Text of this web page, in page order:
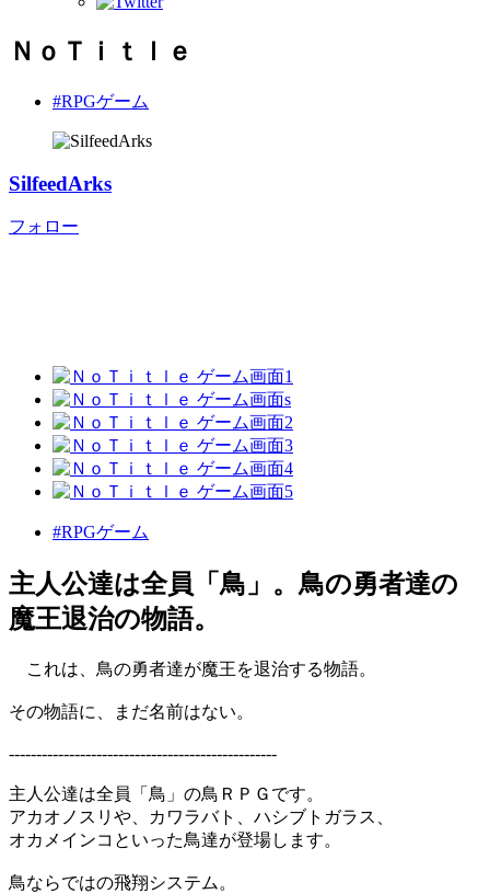
ＮｏＴｉｔｌｅ
#RPGゲーム
SilfeedArks
フォロー
#RPGゲーム
主人公達は全員「鳥」。鳥の勇者達の
魔王退治の物語。
これは、鳥の勇者達が魔王を退治する物語。
その物語に、まだ名前はない。
-------------------------------------------------
主人公達は全員「鳥」の鳥ＲＰＧです。
アカオノスリや、カワラバト、ハシブトガラス、
オカメインコといった鳥達が登場します。
鳥ならではの飛翔システム。